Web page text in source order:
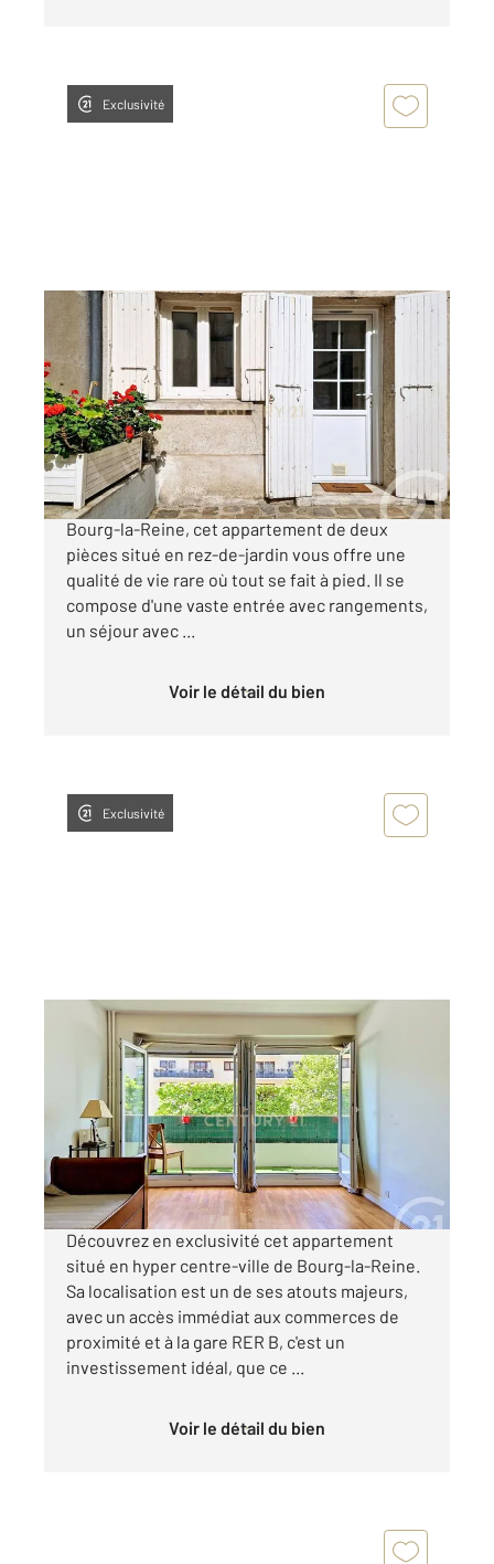
Exclusivité
BOURG LA REINE 92
38,37 m
, 2 pièces
Ref : 11775
Appartement F2 à vendre
230 000 €
Idéalement situé en hyper centre-ville de
Bourg-la-Reine, cet appartement de deux
pièces situé en rez-de-jardin vous offre une
qualité de vie rare où tout se fait à pied. Il se
compose d'une vaste entrée avec rangements,
un séjour avec ...
Voir le détail du bien
Exclusivité
BOURG LA REINE 92
32,28 m2, 1 pièce
Ref : 11817
Appartement Studio à vendre
235 000 €
Visiter le site dédié
Découvrez en exclusivité cet appartement
situé en hyper centre-ville de Bourg-la-Reine.
Sa localisation est un de ses atouts majeurs,
avec un accès immédiat aux commerces de
proximité et à la gare RER B, c'est un
investissement idéal, que ce ...
Voir le détail du bien